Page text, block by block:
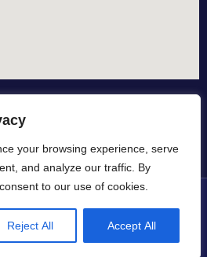
your browsing experience, serve
and analyze our traffic. By
to our use of cookies.
Reject All Accept All
reserved dal 2015
con ❤ by io-spurgo.it